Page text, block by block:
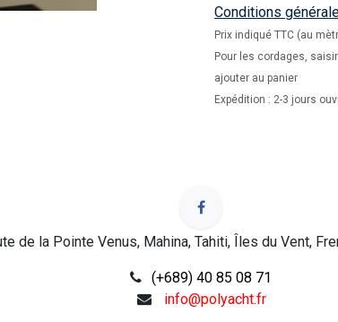
Conditions
Prix indiqué TTC (au
Pour les cordages,
ajouter au panier
Expédition : 2-3 jours
de la Pointe Venus, Mahina, Tahiti, Îles du Vent,
(+689) 40 85 08 71
info@polyacht.fr